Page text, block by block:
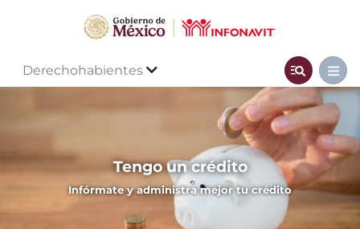
Derechohabientes
Tengo un crédito
Infórmate y administra mejor tu crédito